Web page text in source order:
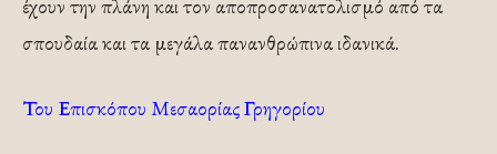
έχουν την πλάνη και τον αποπροσανατολισμό από τα
σπουδαία και τα μεγάλα πανανθρώπινα ιδανικά.
Του Επισκόπου Μεσαορίας Γρηγορίου